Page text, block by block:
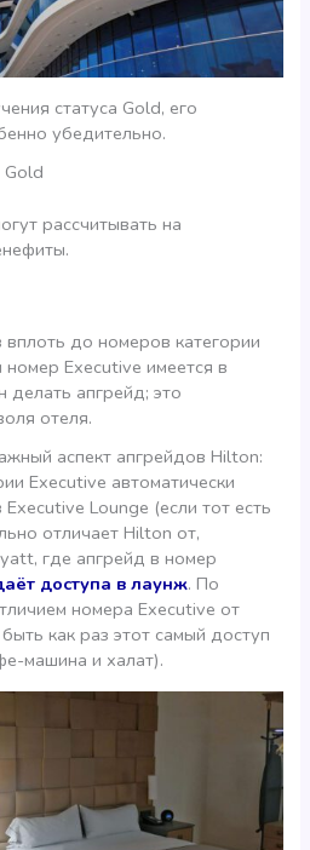
статуса Gold, его
убедительно.
Gold
рассчитывать на
вплоть до номеров категории
Executive имеется в
делать апгрейд; это
отеля.
аспект апгрейдов Hilton:
Executive автоматически
Lounge (если тот есть
отличает Hilton от,
где апгрейд в номер
доступа в лаунж. По
номера Executive от
как раз этот самый доступ
машина и халат).